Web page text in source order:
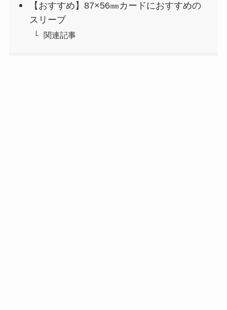
【おすすめ】87×56㎜カードにおすすめの
スリーブ
関連記事